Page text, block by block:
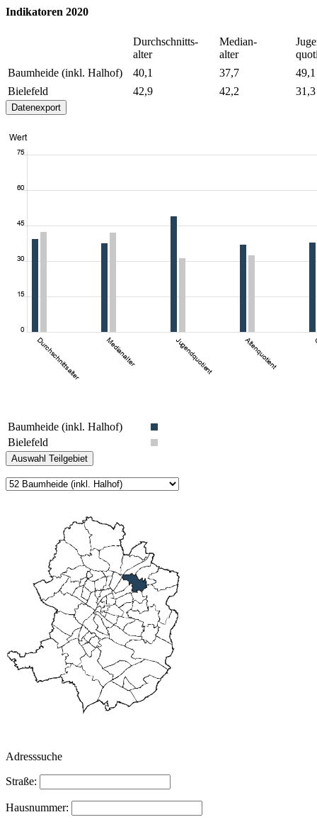
Indikatoren 2020
Durchschnitts-
alter
Median-
alter
Baumheide (inkl. Halhof)
40,1 37,7
49,1
Bielefeld
42,9 42,2 31,3
Baumheide (inkl. Halhof)
Bielefeld
Adresssuche
Straße:
Hausnummer: